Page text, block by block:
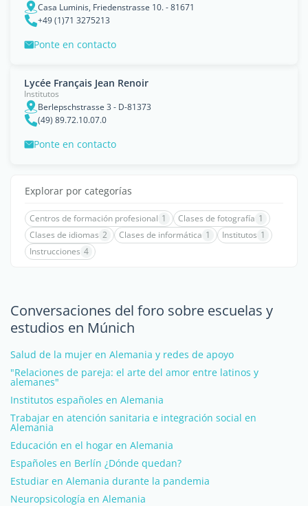
Casa Luminis, Friedenstrasse 10. - 81671
+49 (1)71 3275213
Ponte en contacto
Lycée Français Jean Renoir
Institutos
Berlepschstrasse 3 - D-81373
(49) 89.72.10.07.0
Ponte en contacto
Explorar por categorías
Centros de formación profesional 1 Clases de fotografía 1
Clases de idiomas 2 Clases de informática 1 Institutos 1
Instrucciones 4
Conversaciones del foro sobre escuelas y
estudios en Múnich
Salud de la mujer en Alemania y redes de apoyo
"Relaciones de pareja: el arte del amor entre latinos y
alemanes"
Institutos españoles en Alemania
Trabajar en atención sanitaria e integración social en
Alemania
Educación en el hogar en Alemania
Españoles en Berlín ¿Dónde quedan?
Estudiar en Alemania durante la pandemia
Neuropsicología en Alemania